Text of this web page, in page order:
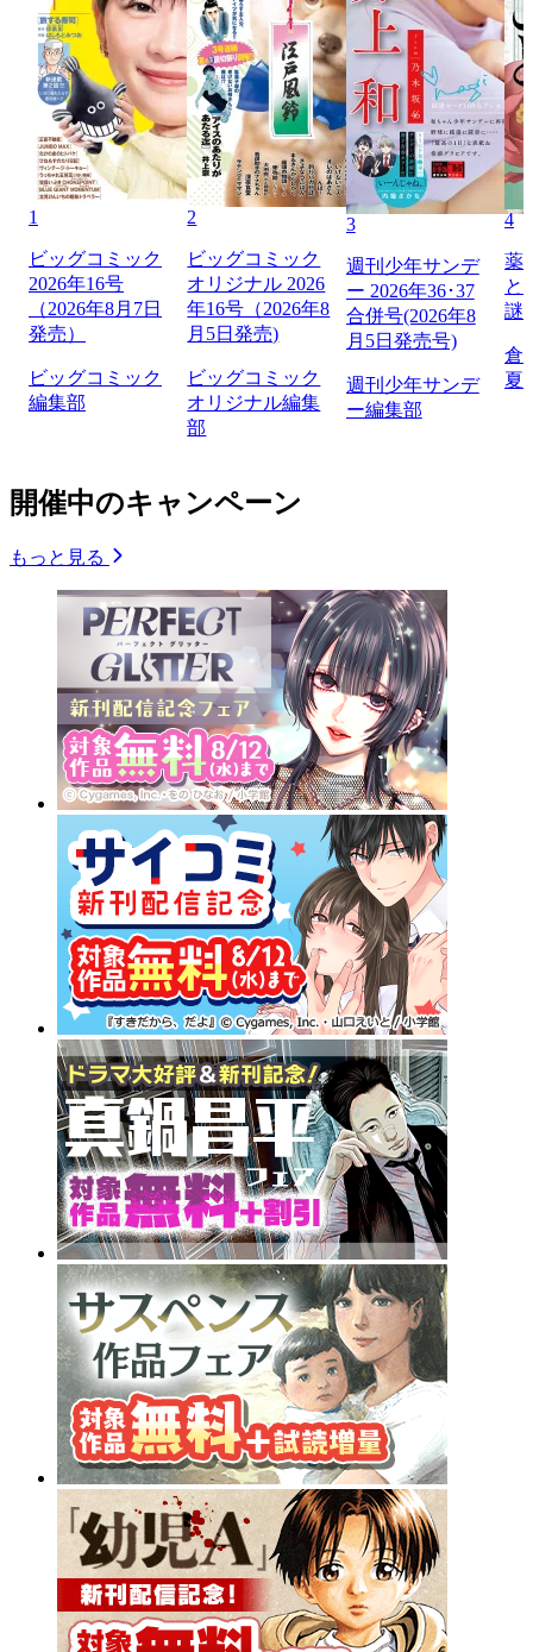
1
ビッグコミック
2026年16号
（2026年8月7日
発売）
ビッグコミック
編集部
2
ビッグコミック
オリジナル 2026
年16号（2026年8
月5日発売)
ビッグコミック
オリジナル編集
部
3
週刊少年サンデ
ー 2026年36･37
合併号(2026年8
月5日発売号)
週刊少年サンデ
ー編集部
4
薬
と
謎
倉
夏
開催中のキャンペーン
もっと見る